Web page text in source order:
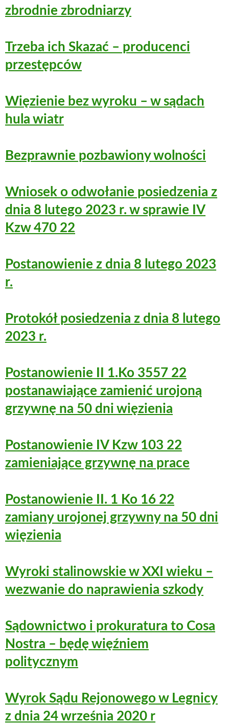
zbrodnie zbrodniarzy
Trzeba ich Skazać – producenci
przestępców
Więzienie bez wyroku – w sądach
hula wiatr
Bezprawnie pozbawiony wolności
Wniosek o odwołanie posiedzenia z
dnia 8 lutego 2023 r. w sprawie IV
Kzw 470 22
Postanowienie z dnia 8 lutego 2023
r.
Protokół posiedzenia z dnia 8 lutego
2023 r.
Postanowienie II 1.Ko 3557 22
postanawiające zamienić urojoną
grzywnę na 50 dni więzienia
Postanowienie IV Kzw 103 22
zamieniające grzywnę na prace
Postanowienie II. 1 Ko 16 22
zamiany urojonej grzywny na 50 dni
więzienia
Wyroki stalinowskie w XXI wieku –
wezwanie do naprawienia szkody
Sądownictwo i prokuratura to Cosa
Nostra – będę więźniem
politycznym
Wyrok Sądu Rejonowego w Legnicy
z dnia 24 września 2020 r